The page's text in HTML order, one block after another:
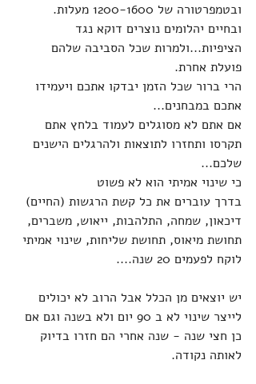
ובטמפרטורה של 1200-1600 מעלות.
ובחיים יהלומים נוצרים דוקא נגד
הציפיות...ולמרות שכל הסביבה שלהם
פועלת אחרת.
הרי ברור שכל הזמן יבדקו אתכם ויעמידו
אתכם במבחנים...
אם אתם לא מסוגלים לעמוד בלחץ אתם
תקרסו ותחזרו לתוצאות ולהרגלים הישנים
שלכם...
כי שינוי אמיתי הוא לא פשוט
בדרך עוברים את כל קשת הרגשות (החיים)
דיכאון, שמחה, התלהבות, ייאוש, משברים,
תחושת מיאוס, תחושת שליחות, שינוי אמיתי
לוקח לפעמים 20 שנה....
יש יוצאים מן הכלל אבל הרוב לא יכולים
לייצר שינוי לא ב 90 יום ולא בשנה וגם אם
כן חצי שנה - שנה אחרי הם חזרו בדיוק
לאותה נקודה.